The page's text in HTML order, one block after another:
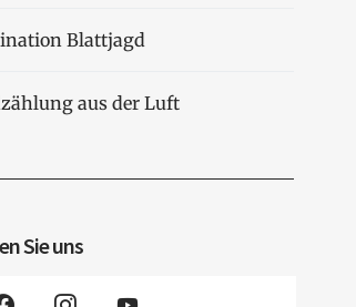
Blattjagd
aus der Luft
Sie uns